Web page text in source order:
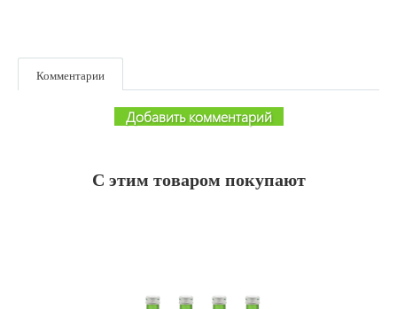
Комментарии
Добавить комментарий
С этим товаром покупают